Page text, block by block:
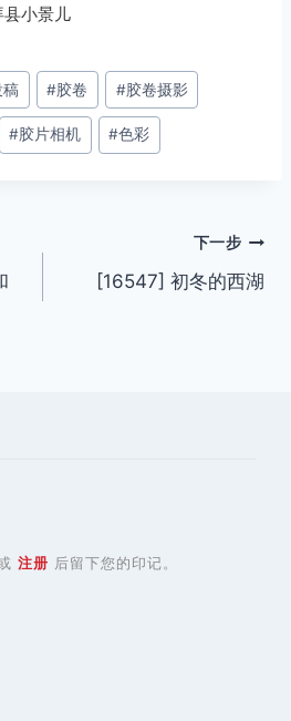
小景儿
稿 #胶卷 #胶卷摄影
#胶片相机 #色彩
下一步
[16547] 初冬的西湖
注册 后留下您的印记。